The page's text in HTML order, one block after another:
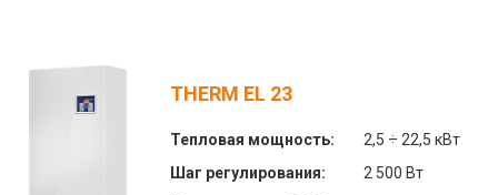
THERM EL 23
Тепловая мощность:
2,5 ÷ 22,5 кВт
Шаг регулирования:
2 500 Вт